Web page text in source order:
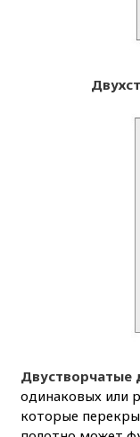
Двустворчатые
одинаковых или
которые